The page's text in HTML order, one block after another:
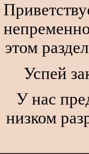
этом
Успей
У нас
низком